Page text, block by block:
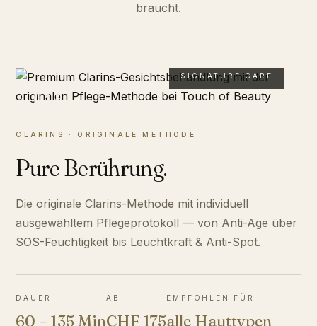
braucht.
01
SIGNATURE CARE
CLARINS · ORIGINALE METHODE
Pure Berührung.
Die originale Clarins-Methode mit individuell
ausgewähltem Pflegeprotokoll — von Anti-Age über
SOS-Feuchtigkeit bis Leuchtkraft & Anti-Spot.
DAUER
60 – 135 Min
AB
CHF 175
EMPFOHLEN FÜR
alle Hauttypen